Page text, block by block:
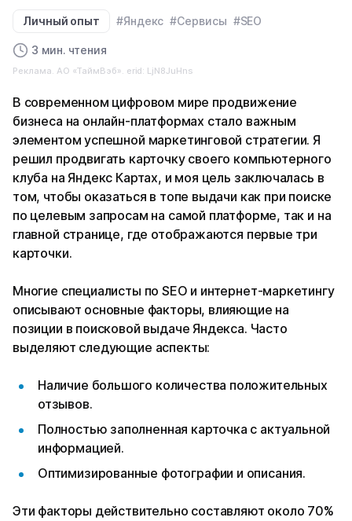
Личный опыт #Яндекс #Сервисы #SEO
3 мин. чтения
Реклама. АО «ТаймВэб». erid: LjN8JuHns
В современном цифровом мире продвижение
бизнеса на онлайн-платформах стало важным
элементом успешной маркетинговой стратегии. Я
решил продвигать карточку своего компьютерного
клуба на Яндекс Картах, и моя цель заключалась в
том, чтобы оказаться в топе выдачи как при поиске
по целевым запросам на самой платформе, так и на
главной странице, где отображаются первые три
карточки.
Многие специалисты по SEO и интернет-маркетингу
описывают основные факторы, влияющие на
позиции в поисковой выдаче Яндекса. Часто
выделяют следующие аспекты:
Наличие большого количества положительных
отзывов.
Полностью заполненная карточка с актуальной
информацией.
Оптимизированные фотографии и описания.
Эти факторы действительно составляют около 70%